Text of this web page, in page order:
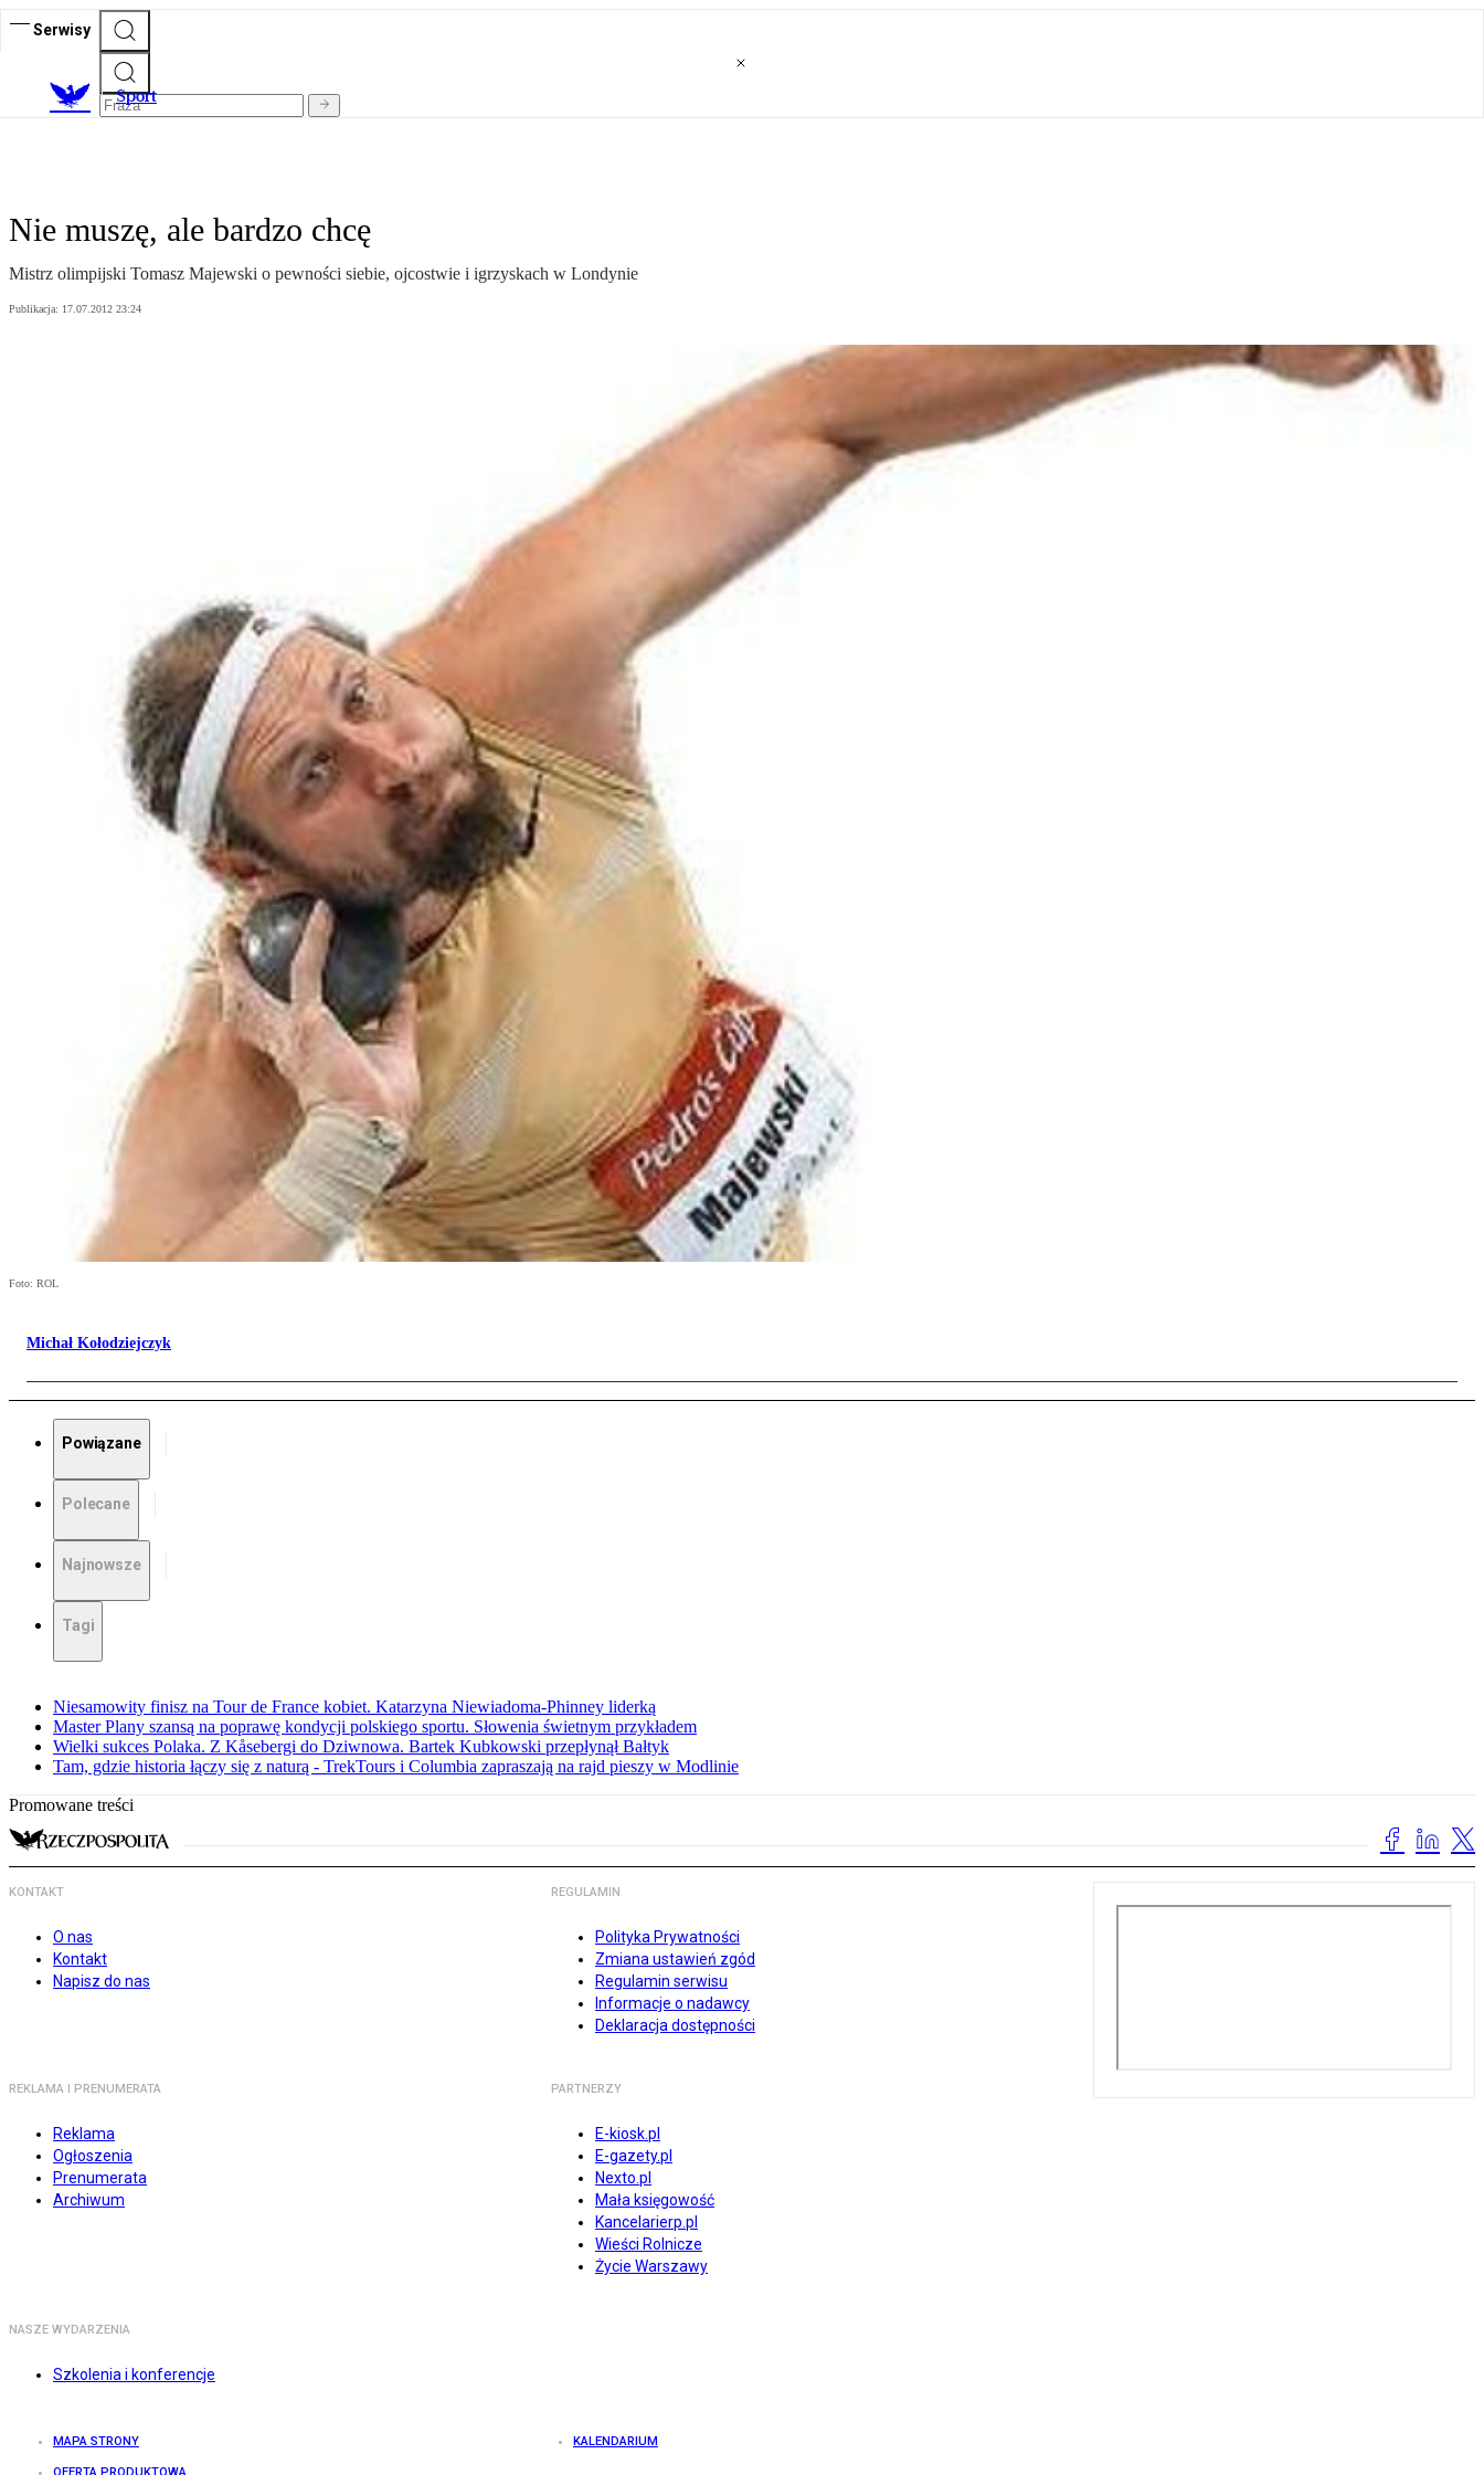
Serwisy
Sport
Nie muszę, ale bardzo chcę
Mistrz olimpijski Tomasz Majewski o pewności siebie, ojcostwie i igrzyskach w Londynie
Publikacja: 17.07.2012 23:24
Foto: ROL
Michał Kołodziejczyk
Powiązane
Polecane
Najnowsze
Tagi
Niesamowity finisz na Tour de France kobiet. Katarzyna Niewiadoma-Phinney liderką
Master Plany szansą na poprawę kondycji polskiego sportu. Słowenia świetnym przykładem
Wielki sukces Polaka. Z Kåsebergi do Dziwnowa. Bartek Kubkowski przepłynął Bałtyk
Tam, gdzie historia łączy się z naturą - TrekTours i Columbia zapraszają na rajd pieszy w Modlinie
Promowane treści
KONTAKT
O nas
Kontakt
Napisz do nas
REGULAMIN
Polityka Prywatności
Zmiana ustawień zgód
Regulamin serwisu
Informacje o nadawcy
Deklaracja dostępności
REKLAMA I PRENUMERATA
Reklama
Ogłoszenia
Prenumerata
Archiwum
PARTNERZY
E-kiosk.pl
E-gazety.pl
Nexto.pl
Mała księgowość
Kancelarierp.pl
Wieści Rolnicze
Życie Warszawy
NASZE WYDARZENIA
Szkolenia i konferencje
MAPA STRONY KALENDARIUM